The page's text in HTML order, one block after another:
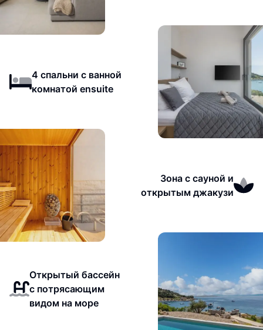
4 спальни с ванной
комнатой ensuite
Зона с сауной и
открытым джакузи
Открытый бассейн
с потрясающим
видом на море